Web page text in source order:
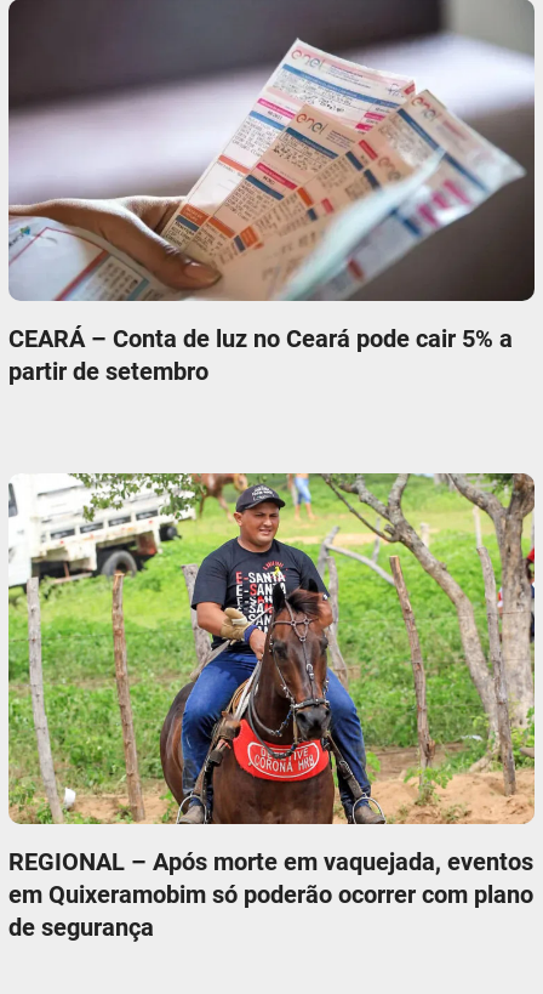
CEARÁ – Conta de luz no Ceará pode cair 5% a
partir de setembro
REGIONAL – Após morte em vaquejada, eventos
em Quixeramobim só poderão ocorrer com plano
de segurança